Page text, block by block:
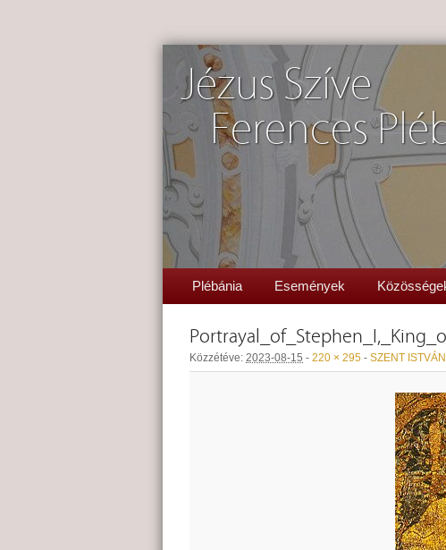
Jézus Szíve
Ferences
Plébánia Események
Közzétéve: 2023-08-15 - 220 × 295 - SZENT